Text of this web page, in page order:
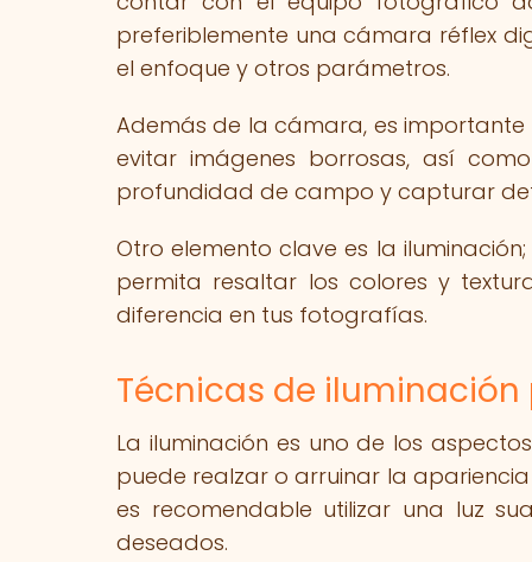
preferiblemente una cámara réflex
el enfoque y otros parámetros.
Además de la cámara, es
evitar imágenes borrosas, así
profundidad de campo y capturar
Otro elemento clave es la
permita resaltar los colores y
diferencia en tus fotografías.
Técnicas de
La iluminación es uno de los
puede realzar o arruinar la
es recomendable utilizar una luz
deseados.